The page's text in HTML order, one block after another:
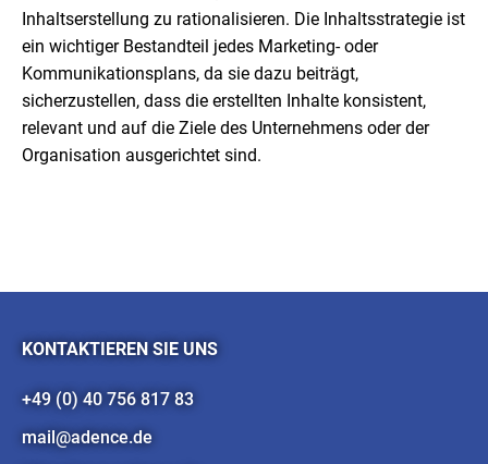
Inhaltserstellung zu rationalisieren. Die Inhaltsstrategie ist
ein wichtiger Bestandteil jedes Marketing- oder
Kommunikationsplans, da sie dazu beiträgt,
sicherzustellen, dass die erstellten Inhalte konsistent,
relevant und auf die Ziele des Unternehmens oder der
Organisation ausgerichtet sind.
KONTAKTIEREN SIE UNS
+49 (0) 40 756 817 83
mail@adence.de